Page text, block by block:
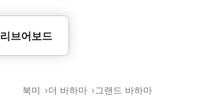
리브어보드
북미 더 바하마 그랜드 바하마